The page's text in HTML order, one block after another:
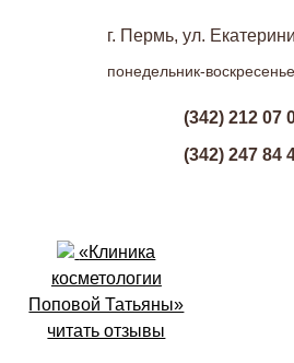
г. Пермь, ул.
понедельник-
(342) 212 07
(342) 247 84
«Клиника
косметологии
Поповой Татьяны»
читать отзывы